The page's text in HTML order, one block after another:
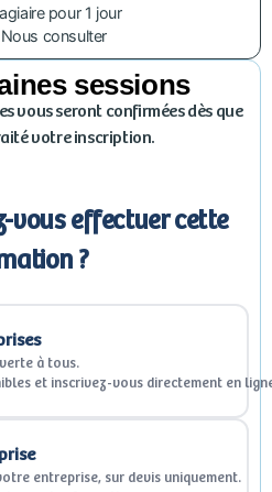
pour 1 jour
consulter
sessions
vous seront confirmées dès que
votre inscription.
vous effectuer cette
?
à tous.
et inscrivez-vous directement en
entreprise, sur devis uniquement.